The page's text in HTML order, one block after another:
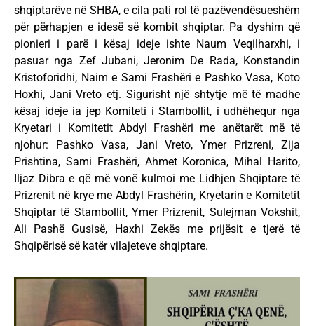
shqiptarëve në SHBA, e cila pati rol të pazëvendësueshëm
për përhapjen e idesë së kombit shqiptar. Pa dyshim që
pionieri i parë i kësaj ideje ishte Naum Veqilharxhi, i
pasuar nga Zef Jubani, Jeronim De Rada, Konstandin
Kristoforidhi, Naim e Sami Frashëri e Pashko Vasa, Koto
Hoxhi, Jani Vreto etj. Sigurisht një shtytje më të madhe
kësaj ideje ia jep Komiteti i Stambollit, i udhëhequr nga
Kryetari i Komitetit Abdyl Frashëri me anëtarët më të
njohur: Pashko Vasa, Jani Vreto, Ymer Prizreni, Zija
Prishtina, Sami Frashëri, Ahmet Koronica, Mihal Harito,
Iljaz Dibra e që më vonë kulmoi me Lidhjen Shqiptare të
Prizrenit në krye me Abdyl Frashërin, Kryetarin e Komitetit
Shqiptar të Stambollit, Ymer Prizrenit, Sulejman Vokshit,
Ali Pashë Gusisë, Haxhi Zekës me prijësit e tjerë të
Shqipërisë së katër vilajeteve shqiptare.